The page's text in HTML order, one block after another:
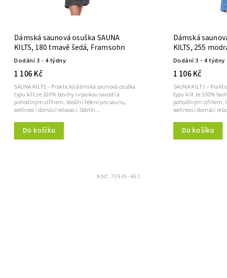
Dámská saunová osuška SAUNA
KILTS, 180 tmavě šedá, Framsohn
Dodání 3 - 4 týdny
1 106 Kč
Do košíku
SAUNA KILTS – Praktická dámská saunová osuška
typu kilt ze 100% bavlny s vysokou savostí a
pohodlným střihem. Ideální řešení pro saunu,
wellness i domácí relaxaci. Odstín...
Dámská
KILTS, 255
Dodání 3 - 4 týdny
1 106 Kč
Do košíku
SAUNA KILTS –
typu kilt ze 100%
pohodlným střihem.
wellness i domácí
Kód: 70945-461